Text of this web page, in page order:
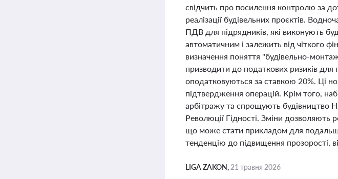
свідчить про посилення контролю за
реалізації будівельних проєктів.
ПДВ для підрядників, які виконують
автоматичним і залежить від чіткого
визначення поняття "будівельно-
призводити до податкових ризиків для
оподатковуються за ставкою 20%. Ці
підтвердження операцій. Крім того,
арбітражу та спрощують будівництво
Революції Гідності. Зміни дозволяють
що може стати прикладом для
тенденцію до підвищення прозорості,
LIGA ZAKON, 21 травня 2026